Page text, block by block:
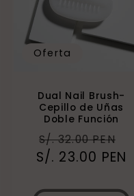
Oferta
Dual Nail Brush-
Cepillo de Uñas
Doble Función
Precio
habitual
S/. 32.00 PEN
de
S/. 23.00 PEN